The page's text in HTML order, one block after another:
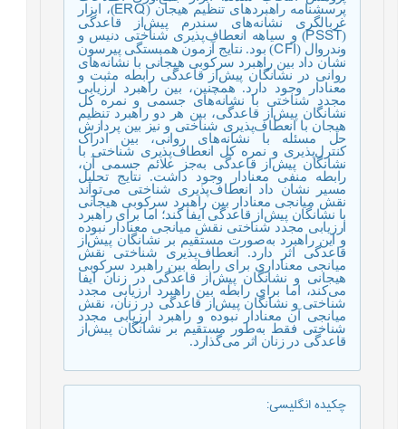
پرسشنامه راهبردهای تنظیم هیجان (ERQ)، ابزار
غربالگری نشانه‌‌های سندرم پیش‌از قاعدگی
PSST) و سیاهه انعطاف‌پذیری شناختی دنیس و
وندروال ( CFI) بود. نتایج آزمون همبستگی پیرسون
نشان داد بین راهبرد سرکوبی هیجانی با نشانه‌‌های
روانی در نشانگان پیش‌از قاعدگی رابطه مثبت و
معنادار وجود دارد. همچنین، بین راهبرد ارزیابی
مجدد شناختی با نشانه‌‌های جسمی و نمره کل
نشانگان پیش‌از قاعدگی، بین هر دو راهبرد تنظیم
هیجان با انعطاف‌پذیری شناختی و نیز بین پردازش
حل مسئله با نشانه‌‌های روانی، بین ادراک
کنترل‌پذیری و نمره کل انعطاف‌پذیری شناختی با
نشانگان پیش‌از قاعدگی به‌جز علائم جسمی آن،
رابطه منفی معنادار وجود داشت. نتایج تحلیل
مسیر نشان داد انعطاف‌پذیری شناختی می‌تواند
نقش میانجی معنادار بین راهبرد سرکوبی هیجانی
با نشانگان پیش‌از قاعدگی ایفا کند؛ اما برای راهبرد
ارزیابی مجدد شناختی نقش میانجی معنادار نبوده
و این راهبرد به‌صورت مستقیم بر نشانگان پیش‌از
قاعدگی اثر دارد. انعطاف‌پذیری شناختی نقش
میانجی معناداری برای رابطه‌ بین راهبرد سرکوبی
هیجانی و نشانگان پیش‌از قاعدگی در زنان ایفا
می‌کند، اما برای رابطه‌ بین راهبرد ارزیابی مجدد
شناختی و نشانگان پیش‌از قاعدگی در زنان، نقش
میانجی آن معنادار نبوده و راهبرد ارزیابی مجدد
شناختی فقط به‌طور مستقیم بر نشانگان پیش‌از
قاعدگی در زنان اثر می‌گذارد.
چکیده انگلیسی: